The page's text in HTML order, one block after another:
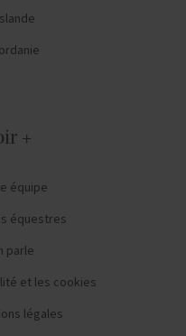
+
équipe
équestres
parle
et les cookies
légales